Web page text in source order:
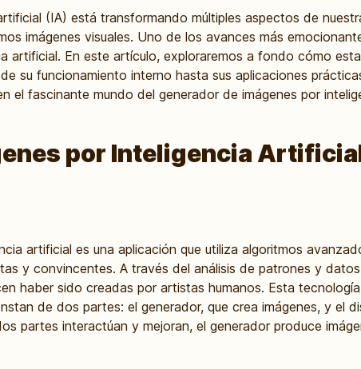
(IA) está transformando múltiples aspectos de
imágenes visuales. Uno de los avances más
artificial. En este artículo, exploraremos a fondo cómo
su funcionamiento interno hasta sus aplicaciones
el fascinante mundo del generador de imágenes por
por Inteligencia
artificial es una aplicación que utiliza algoritmos
y convincentes. A través del análisis de patrones y
haber sido creadas por artistas humanos. Esta
de dos partes: el generador, que crea imágenes, y el
partes interactúan y mejoran, el generador produce